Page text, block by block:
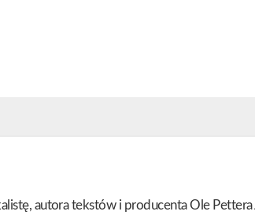
autora tekstów i producenta Ole Pettera